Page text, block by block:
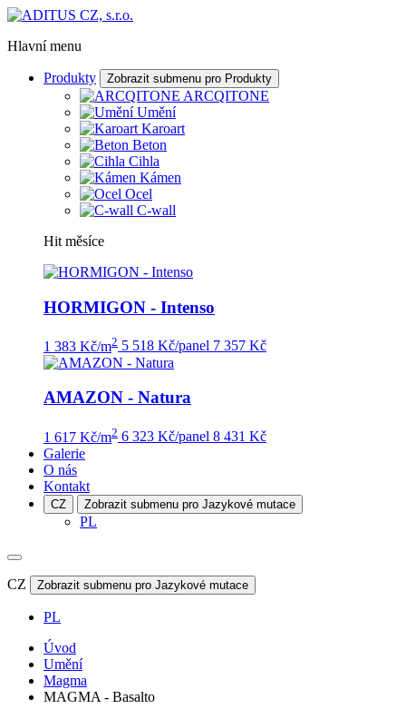
Hlavní menu
Produkty Zobrazit submenu pro Produkty
ARCQITONE
Umění
Karoart
Beton
Cihla
Kámen
Ocel
C-wall
Hit měsíce
HORMIGON - Intenso
1 383 Kč/m2 5 518 Kč/panel 7 357 Kč
AMAZON - Natura
1 617 Kč/m2 6 323 Kč/panel 8 431 Kč
Galerie
O nás
Kontakt
CZ Zobrazit submenu pro Jazykové mutace
PL
CZ Zobrazit submenu pro Jazykové mutace
PL
Úvod
Umění
Magma
MAGMA - Basalto